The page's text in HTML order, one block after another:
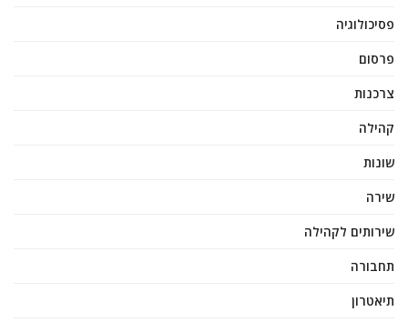
פסיכולוגיה
פרסום
צרכנות
קהילה
שונות
שירה
שירותים לקהילה
תחבורה
תיאטרון